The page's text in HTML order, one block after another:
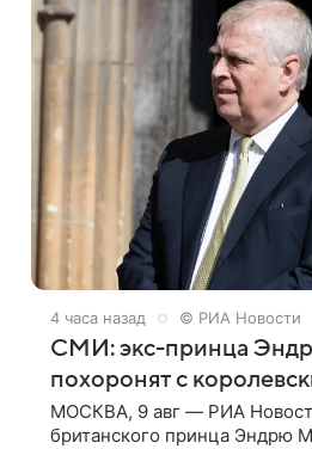
4 часа назад © РИА Новости
СМИ: экс-принца
похоронят с
МОСКВА, 9 авг — РИА
британского принца Эндрю